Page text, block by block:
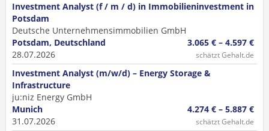
Investment Analyst (f / m / d) in Immobilieninvestment in
Potsdam
Deutsche Unternehmensimmobilien GmbH
Potsdam, Deutschland
28.07.2026
3.065 € – 4.597 €
schätzt Gehalt.de
Investment Analyst (m/w/d) – Energy Storage &
Infrastructure
ju:niz Energy GmbH
Munich
31.07.2026
4.274 € – 5.887 €
schätzt Gehalt.de